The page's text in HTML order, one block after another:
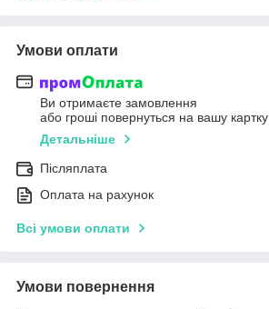
Умови оплати
Ви отримаєте замовлення
або гроші повернуться на вашу картку
Детальніше
Післяплата
Оплата на рахунок
Всі умови оплати
Умови повернення